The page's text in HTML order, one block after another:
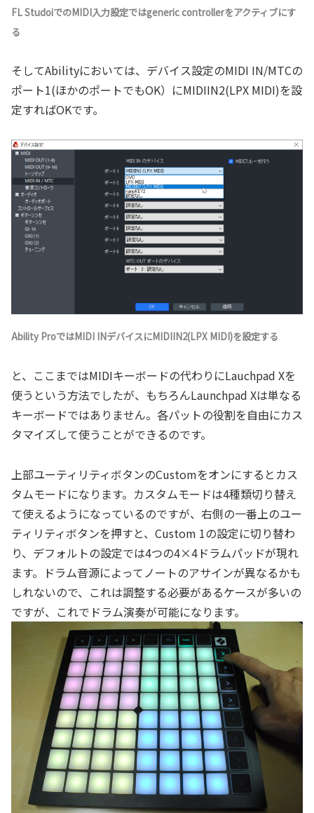
FL StudoiでのMIDI入力設定ではgeneric controllerをアクティブにす
る
そしてAbilityにおいては、デバイス設定のMIDI IN/MTCの
ポート1(ほかのポートでもOK）にMIDIIN2(LPX MIDI)を設
定すればOKです。
Ability ProではMIDI INデバイスにMIDIIN2(LPX MIDI)を設定する
と、ここまではMIDIキーボードの代わりにLauchpad Xを
使うという方法でしたが、もちろんLaunchpad Xは単なる
キーボードではありません。各パットの役割を自由にカス
タマイズして使うことができるのです。
上部ユーティリティボタンのCustomをオンにするとカス
タムモードになります。カスタムモードは4種類切り替え
て使えるようになっているのですが、右側の一番上のユー
ティリティボタンを押すと、Custom 1の設定に切り替わ
り、デフォルトの設定では4つの4×4ドラムパッドが現れ
ます。ドラム音源によってノートのアサインが異なるかも
しれないので、これは調整する必要があるケースが多いの
ですが、これでドラム演奏が可能になります。